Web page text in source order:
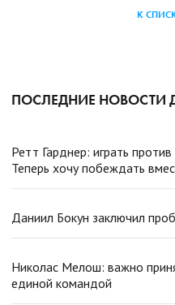
К
ПОСЛЕДНИЕ НОВОСТИ
Ретт Гарднер: играть
Теперь хочу побеждать
Даниил Бокун заключил
Николас Мелош: важно
единой командой